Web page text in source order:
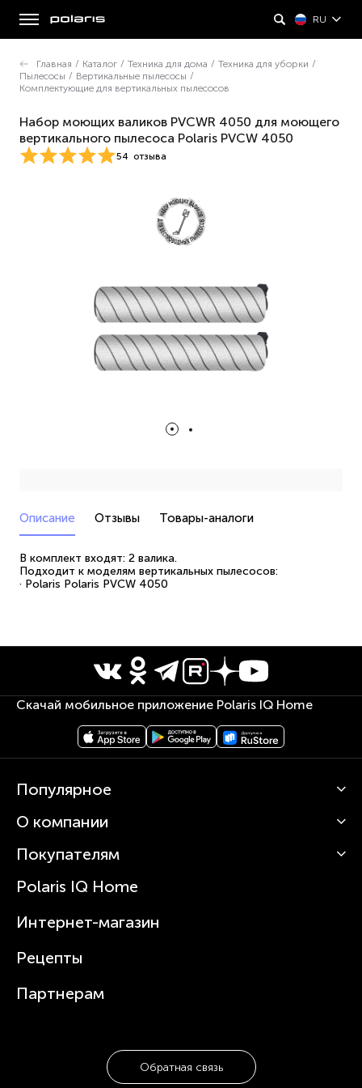
RU
Главная / Каталог / Техника для дома / Техника для уборки /
Пылесосы / Вертикальные пылесосы /
Комплектующие для вертикальных пылесосов
Набор моющих валиков PVCWR 4050 для моющего
вертикального пылесоса Polaris PVCW 4050
54 отзыва
Описание Отзывы Товары-аналоги
В комплект входят: 2 валика.
Подходит к моделям вертикальных пылесосов:
· Polaris Polaris PVCW 4050
Скачай мобильное приложение Polaris IQ Home
Популярное
Кофемашины
Вертикальные пылесосы
Зубные щетки и ирригаторы
Увлажнители
Посуда
О компании
О Polaris
Статьи
Покупателям
Сервисные центры
Где купить
Polaris IQ Home
Интернет-магазин
Рецепты
Партнерам
Обратная связь